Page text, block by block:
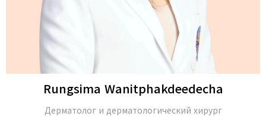
Rungsima Wanitphakdeedecha
Дерматолог и дерматологический хирург